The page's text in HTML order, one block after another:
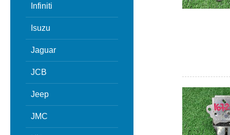
Infiniti
Isuzu
Jaguar
JCB
Jeep
JMC